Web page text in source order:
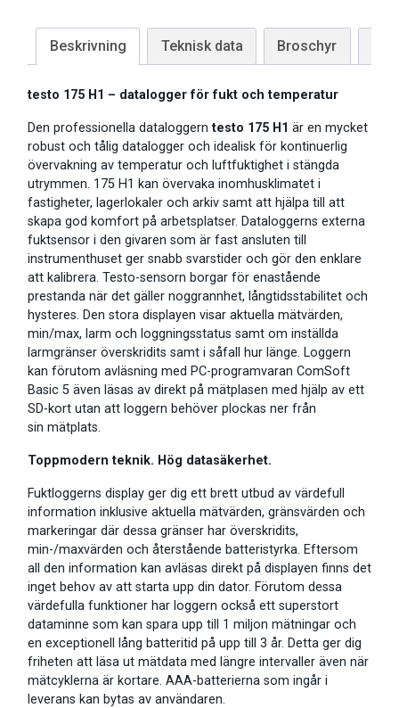
Beskrivning Teknisk data Broschyr
testo 175 H1 – datalogger för fukt och temperatur
Den professionella dataloggerntesto 175 H1 är en mycket
robust och tålig datalogger och idealisk för kontinuerlig
övervakning av temperatur och luftfuktighet i stängda
utrymmen. 175 H1 kan övervaka inomhusklimatet i
fastigheter, lagerlokaler och arkiv samt att hjälpa till att
skapa god komfort på arbetsplatser. Dataloggerns externa
fuktsensor i den givaren som är fast ansluten till
instrumenthuset ger snabb svarstider och gör den enklare
att kalibrera. Testo-sensorn borgar för enastående
prestanda när det gäller noggrannhet, långtidsstabilitet och
hysteres. Den stora displayen visar aktuella mätvärden,
min/max, larm och loggningsstatus samt om inställda
larmgränser överskridits samt i såfall hur länge. Loggern
kan förutom avläsning med PC-programvaran ComSoft
Basic 5 även läsas av direkt på mätplasen med hjälp av ett
SD-kort utan att loggern behöver plockas ner från
sin mätplats.
Toppmodern teknik. Hög datasäkerhet.
Fuktloggerns display ger dig ett brett utbud av värdefull
information inklusive aktuella mätvärden, gränsvärden och
markeringar där dessa gränser har överskridits,
min-/maxvärden och återstående batteristyrka. Eftersom
all den information kan avläsas direkt på displayen finns det
inget behov av att starta upp din dator. Förutom dessa
värdefulla funktioner har loggern också ett superstort
dataminne som kan spara upp till 1 miljon mätningar och
en exceptionell lång batteritid på upp till 3 år. Detta ger dig
friheten att läsa ut mätdata med längre intervaller även när
mätcyklerna är kortare. AAA-batterierna som ingår i
leverans kan bytas av användaren.